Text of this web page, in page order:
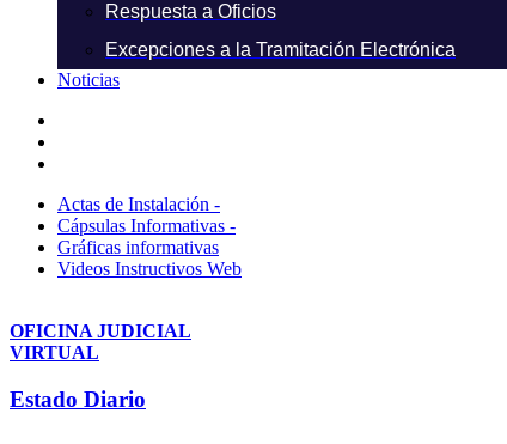
Respuesta a Oficios
Excepciones a la Tramitación Electrónica
Noticias
Actas de Instalación -
Cápsulas Informativas -
Gráficas informativas
Videos Instructivos Web
OFICINA JUDICIAL
VIRTUAL
Estado Diario